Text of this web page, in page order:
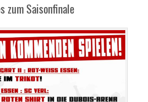
zum Saisonfinale